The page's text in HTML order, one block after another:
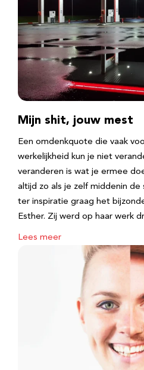
Mijn shit, jouw mest
Een omdenkquote die vaak
werkelijkheid kun je niet
veranderen is wat je ermee
altijd zo als je zelf middenin de
ter inspiratie graag het
Esther. Zij werd op haar werk
Lees meer